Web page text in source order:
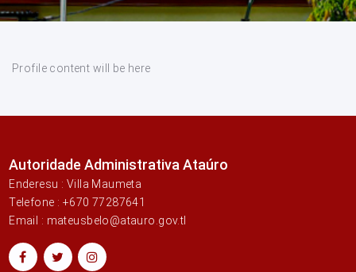
Profile content will be here
Autoridade Administrativa Ataúro
Enderesu : Villa Maumeta
Telefone : +670 77287641
Email : mateusbelo@atauro.gov.tl